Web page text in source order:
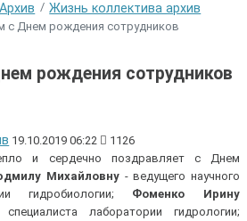
Архив Жизнь коллектива архив
с Днем рождения сотрудников
рождения сотрудников
19.10.2019 06:22
1126
и сердечно поздравляет с Днем
Михайловну - ведущего научного
гидробиологии; Фоменко Ирину
лаборатории гидрологии;